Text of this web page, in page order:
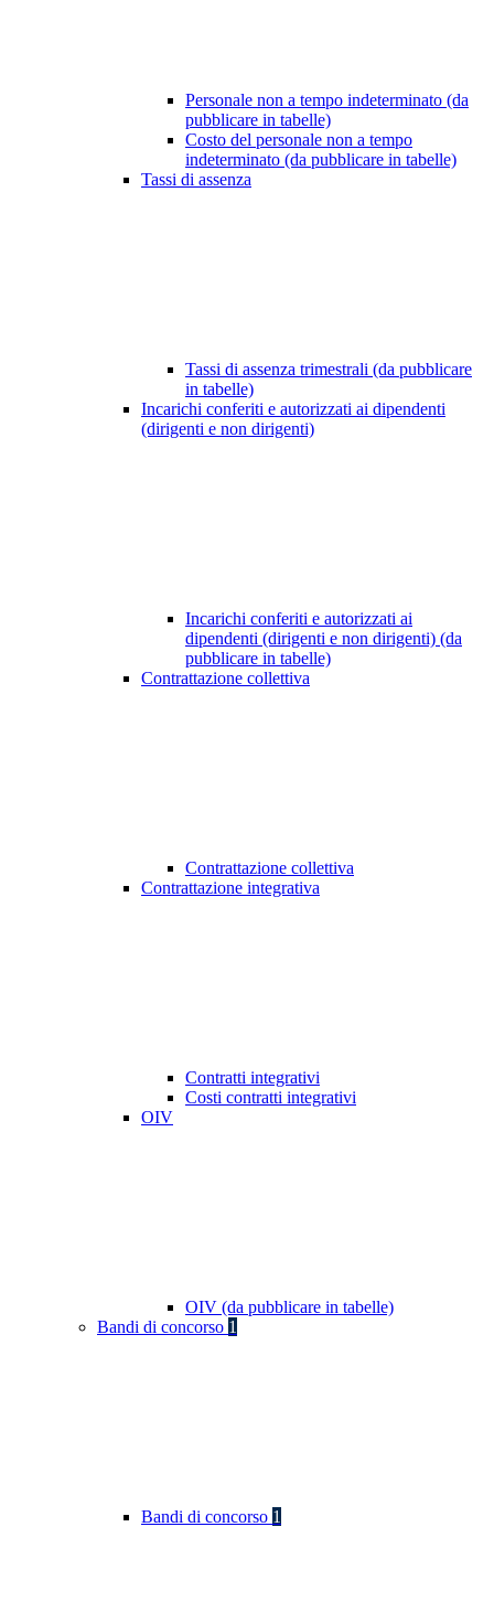
Personale non a tempo indeterminato (da
pubblicare in tabelle)
Costo del personale non a tempo
indeterminato (da pubblicare in tabelle)
Tassi di assenza
Tassi di assenza trimestrali (da pubblicare
in tabelle)
Incarichi conferiti e autorizzati ai dipendenti
(dirigenti e non dirigenti)
Incarichi conferiti e autorizzati ai
dipendenti (dirigenti e non dirigenti) (da
pubblicare in tabelle)
Contrattazione collettiva
Contrattazione collettiva
Contrattazione integrativa
Contratti integrativi
Costi contratti integrativi
OIV
OIV (da pubblicare in tabelle)
Bandi di concorso 1
Bandi di concorso 1